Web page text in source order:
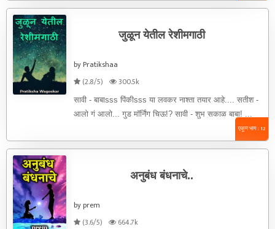
जुळून येतील रेशीमगाठी
by Pratikshaa
(2.8/5)
300.5k
सावी - बाबाsss पिंकीsss या लवकर नाश्ता तयार आहे.... सतीश -
आलो गं आलो... गुड मॉर्निंग चिऊ!? सावी - शुभ सकाळ बाबा! ...
एकूण भाग : 12
अनुबंध बंधनाचे..
by prem
(3.6/5)
664.7k